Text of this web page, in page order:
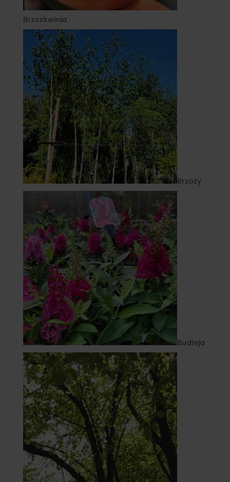
Brzoskwinia
Brzozy
Budleja